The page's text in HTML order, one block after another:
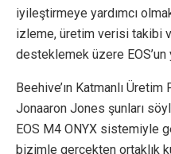
iyileştirmeye yardımcı
izleme, üretim verisi takibi
desteklemek üzere EOS’un
Beehive’ın Katmanlı Üretim
Jonaaron Jones şunları
EOS M4 ONYX sistemiyle
bizimle gerçekten ortaklık